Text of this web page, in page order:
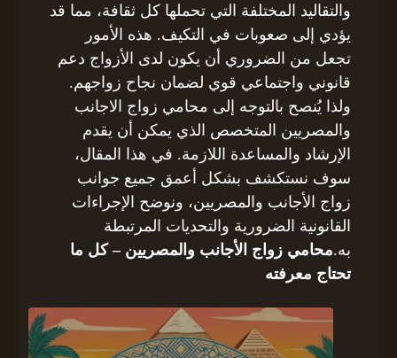
والتقاليد المختلفة التي تحملها كل ثقافة، مما قد
يؤدي إلى صعوبات في التكيف. هذه الأمور
تجعل من الضروري أن يكون لدى الأزواج دعم
قانوني واجتماعي قوي لضمان نجاح زواجهم.
ولذا يُنصح بالتوجه إلى محامي زواج الاجانب
والمصريين المتخصص الذي يمكن أن يقدم
الإرشاد والمساعدة اللازمة. في هذا المقال،
سوف نستكشف بشكل أعمق جميع جوانب
زواج الأجانب والمصريين، ونوضح الإجراءات
القانونية الضرورية والتحديات المرتبطة
به.محامي زواج الأجانب والمصريين – كل ما
تحتاج معرفته